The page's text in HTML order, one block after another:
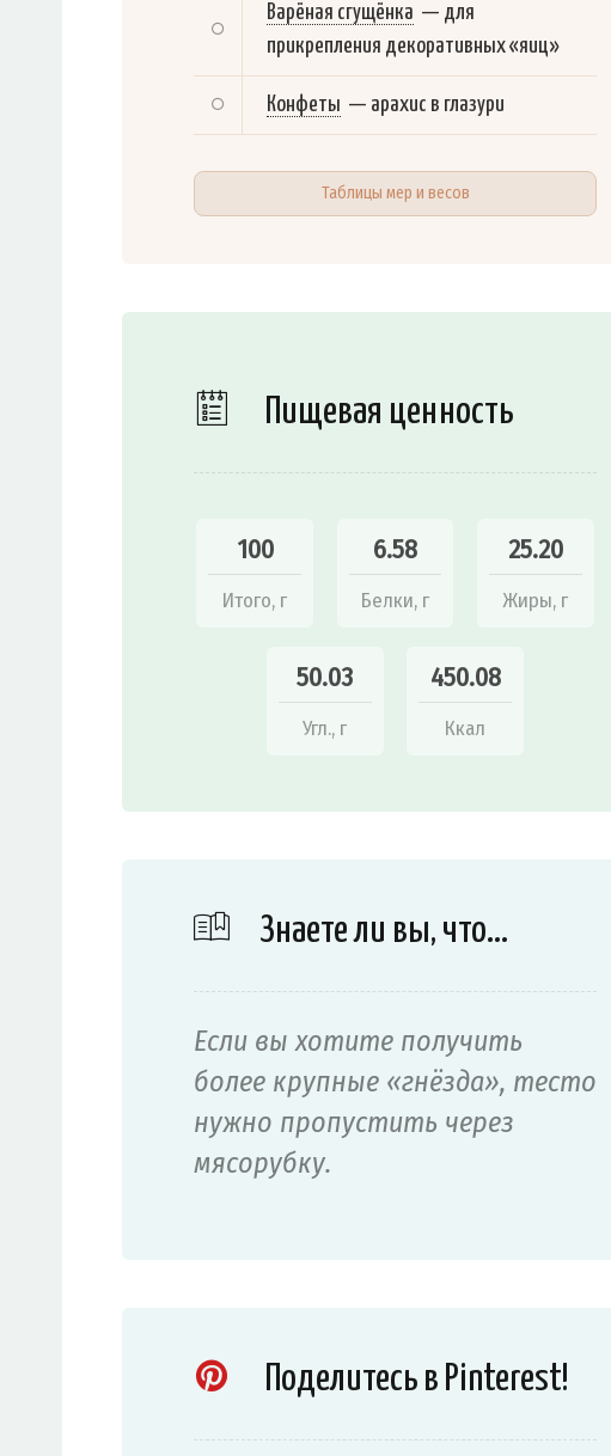
Варёная сгущёнка — для
прикрепления декоративных «яиц»
Конфеты — арахис в глазури
Таблицы мер и весов
Пищевая ценность
100
Итого, г
6.58
Белки, г
25.20
Жиры, г
50.03
Угл., г
450.08
Ккал
Знаете ли вы, что…
Если вы хотите получить
более крупные «гнёзда», тесто
нужно пропустить через
мясорубку.
Поделитесь в Pinterest!